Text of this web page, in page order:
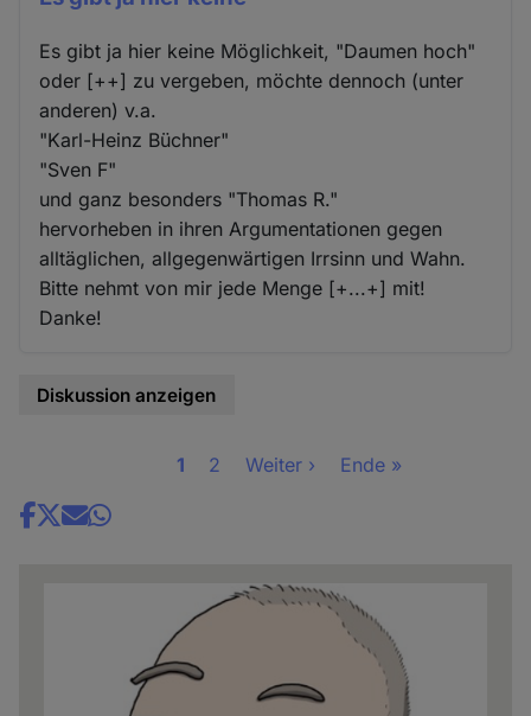
Es gibt ja hier keine Möglichkeit, "Daumen hoch"
oder [++] zu vergeben, möchte dennoch (unter
anderen) v.a.
"Karl-Heinz Büchner"
"Sven F"
und ganz besonders "Thomas R."
hervorheben in ihren Argumentationen gegen
alltäglichen, allgegenwärtigen Irrsinn und Wahn.
Bitte nehmt von mir jede Menge [+...+] mit!
Danke!
Diskussion anzeigen
Seite
1 Seite
2
Nächste
Weiter ›
Letzte
Ende »
Share